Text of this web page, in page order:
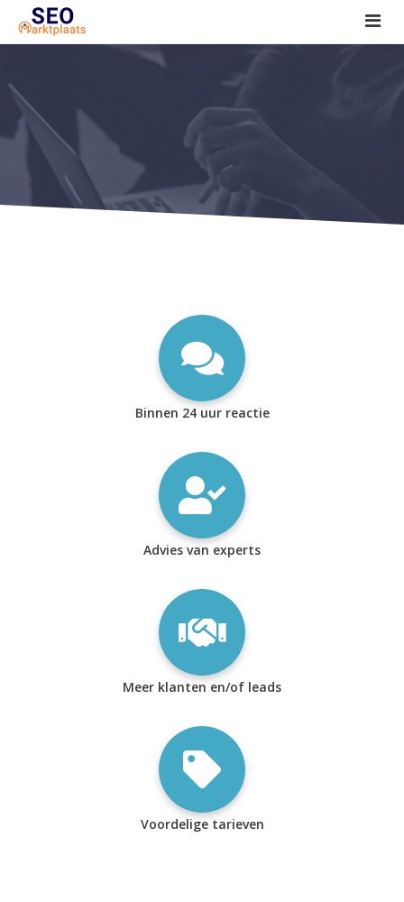
SEO tools reviews
Marketeer bij jou in de buurt?
Offerte
1. Seo voor beginners +
2. Onderzoeken +
Binnen 24 uur reactie
Advies van experts
Meer klanten en/of leads
Voordelige tarieven